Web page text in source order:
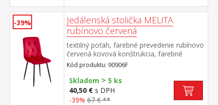
-39%
Jedálenská stolička MELITA
rubínovo červená
textilný poťah, farebné prevedenie rubínovo
červená kovová konštrukcia, farebné
prevedenie čierna výška sedu 50 cm
odporúčaná nosnosť do 120 kg
Kód produktu: 90906F
Skladom > 5 ks
40,50 € s DPH
-39% 67 € **